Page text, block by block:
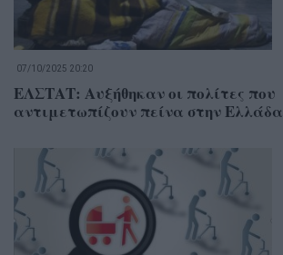
07/10/2025 20:20
ΕΛΣΤΑΤ: Αυξήθηκαν οι πολίτες που
αντιμετωπίζουν πείνα στην Ελλάδα